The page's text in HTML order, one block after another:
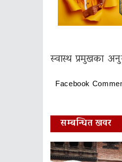
स्वास्थ प्रमुखका
Facebook
सम्बन्धित खवर